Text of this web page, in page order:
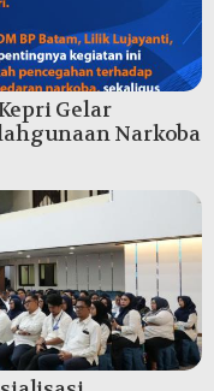
Gelar
Narkoba